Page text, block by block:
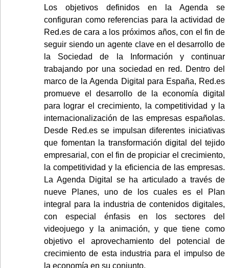
Los objetivos definidos en la Agenda se
configuran como referencias para la actividad de
Red.es de cara a los próximos años, con el fin de
seguir siendo un agente clave en el desarrollo de
la Sociedad de la Información y continuar
trabajando por una sociedad en red. Dentro del
marco de la Agenda Digital para España, Red.es
promueve el desarrollo de la economía digital
para lograr el crecimiento, la competitividad y la
internacionalización de las empresas españolas.
Desde Red.es se impulsan diferentes iniciativas
que fomentan la transformación digital del tejido
empresarial, con el fin de propiciar el crecimiento,
la competitividad y la eficiencia de las empresas.
La Agenda Digital se ha articulado a través de
nueve Planes, uno de los cuales es el Plan
integral para la industria de contenidos digitales,
con especial énfasis en los sectores del
videojuego y la animación, y que tiene como
objetivo el aprovechamiento del potencial de
crecimiento de esta industria para el impulso de
la economía en su conjunto.